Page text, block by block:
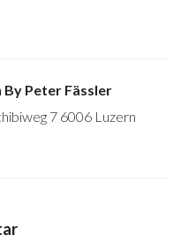
Peter Fässler
7 6006 Luzern